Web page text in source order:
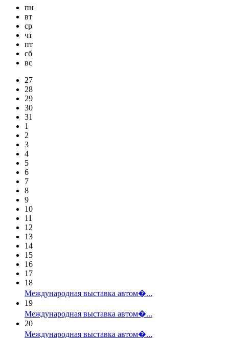
пн
вт
ср
чт
пт
сб
вс
27
28
29
30
31
1
2
3
4
5
6
7
8
9
10
11
12
13
14
15
16
17
18
Международная выставка автом�...
19
Международная выставка автом�...
20
Международная выставка автом�...